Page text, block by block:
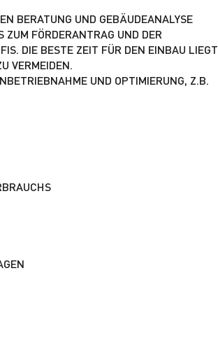
BERATUNG UND GEBÄUDEANALYSE
FÖRDERANTRAG UND DER
DIE BESTE ZEIT FÜR DEN EINBAU LIEGT
VERMEIDEN.
UND OPTIMIERUNG, Z.B.